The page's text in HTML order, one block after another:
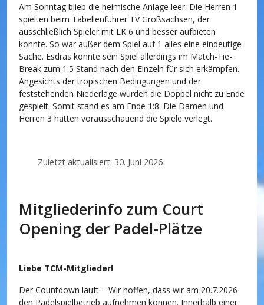
Am Sonntag blieb die heimische Anlage leer. Die Herren 1
spielten beim Tabellenführer TV Großsachsen, der
ausschließlich Spieler mit LK 6 und besser aufbieten
konnte. So war außer dem Spiel auf 1 alles eine eindeutige
Sache. Esdras konnte sein Spiel allerdings im Match-Tie-
Break zum 1:5 Stand nach den Einzeln für sich erkämpfen.
Angesichts der tropischen Bedingungen und der
feststehenden Niederlage wurden die Doppel nicht zu Ende
gespielt. Somit stand es am Ende 1:8. Die Damen und
Herren 3 hatten vorausschauend die Spiele verlegt.
Zuletzt aktualisiert: 30. Juni 2026
Mitgliederinfo zum Court
Opening der Padel-Plätze
Liebe TCM-Mitglieder!
Der Countdown läuft – Wir hoffen, dass wir am 20.7.2026
den Padelspielbetrieb aufnehmen können. Innerhalb einer